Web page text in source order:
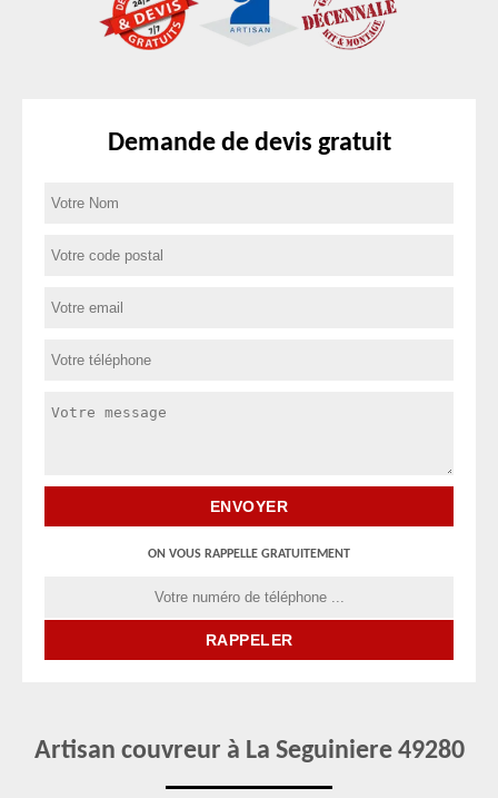
Demande de devis gratuit
ON VOUS RAPPELLE GRATUITEMENT
Artisan couvreur à La Seguiniere 49280